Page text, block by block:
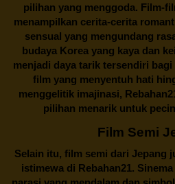
pilihan yang menggoda. Film-
menampilkan cerita-cerita
sensual yang mengundang
budaya Korea yang kaya dan
menjadi daya tarik tersendiri
film yang menyentuh hati
menggelitik imajinasi,
pilihan menarik untuk
Film Semi
Selain itu, film semi dari Jepang
istimewa di Rebahan21.